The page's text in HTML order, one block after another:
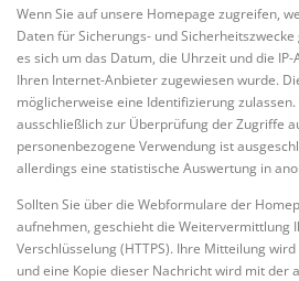
Wenn Sie auf unsere Homepage zugreifen,
Daten für Sicherungs- und
es sich um das Datum, die Uhrzeit und die
Ihren Internet-Anbieter zugewiesen wurde.
möglicherweise eine Identifizierung
ausschließlich zur Überprüfung der Zugriffe
personenbezogene Verwendung ist
allerdings eine statistische Auswertung in
Sollten Sie über die Webformulare der
aufnehmen, geschieht die Weitervermittlung
Verschlüsselung (HTTPS). Ihre Mitteilung
und eine Kopie dieser Nachricht wird mit der